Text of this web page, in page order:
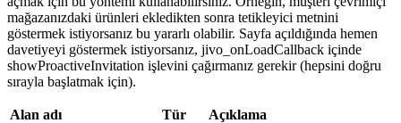
mağazanızdaki ürünleri ekledikten sonra tetikleyici metnini
göstermek istiyorsanız bu yararlı olabilir. Sayfa açıldığında hemen
davetiyeyi göstermek istiyorsanız, jivo_onLoadCallback içinde
showProactiveInvitation işlevini çağırmanız gerekir (hepsini doğru
sırayla başlatmak için).
Alan adı Tür
Açıklama